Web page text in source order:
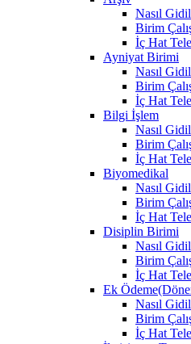
Nasıl
Birim
İç Hat
Ayniyat Birimi
Nasıl
Birim
İç Hat
Bilgi İşlem
Nasıl
Birim
İç Hat
Biyomedikal
Nasıl
Birim
İç Hat
Disiplin Birimi
Nasıl
Birim
İç Hat
Ek
Nasıl
Birim
İç Hat